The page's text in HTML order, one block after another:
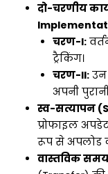
दो-चरणीय
चरण-I:
ट्रैकिंग।
चरण-II:उन
अपनी
स्व-सत्यापन
प्रोफाइल
रूप से अपलोड
वास्तविक समय